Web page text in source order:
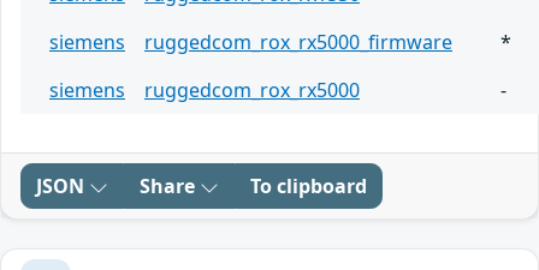
siemens
ruggedcom_rox_rx5000_firmware
*
siemens
ruggedcom_rox_rx5000 -
JSON Share To clipboard